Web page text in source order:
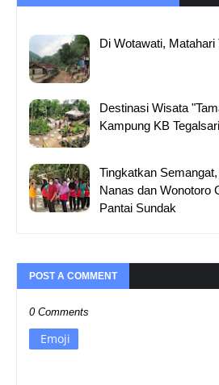
Di Wotawati, Matahari
Destinasi Wisata
Kampung KB
Tingkatkan
Nanas dan Wonotoro
Pantai Sundak
POST A COMMENT
0 Comments
Emoji